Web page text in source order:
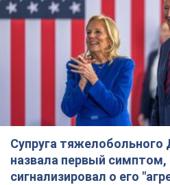
Супруга
назвала первый
сигнализировал о его